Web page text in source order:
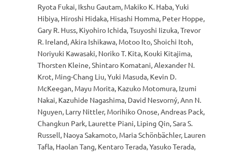
Ryota Fukai, Ikshu Gautam, Makiko K. Haba, Yuki
Hibiya, Hiroshi Hidaka, Hisashi Homma, Peter Hoppe,
Gary R. Huss, Kiyohiro Ichida, Tsuyoshi Iizuka, Trevor
R. Ireland, Akira Ishikawa, Motoo Ito, Shoichi Itoh,
Noriyuki Kawasaki, Noriko T. Kita, Kouki Kitajima,
Thorsten Kleine, Shintaro Komatani, Alexander N.
Krot, Ming-Chang Liu, Yuki Masuda, Kevin D.
McKeegan, Mayu Morita, Kazuko Motomura, Izumi
Nakai, Kazuhide Nagashima, David Nesvorný, Ann N.
Nguyen, Larry Nittler, Morihiko Onose, Andreas Pack,
Changkun Park, Laurette Piani, Liping Qin, Sara S.
Russell, Naoya Sakamoto, Maria Schönbächler, Lauren
Tafla, Haolan Tang, Kentaro Terada, Yasuko Terada,